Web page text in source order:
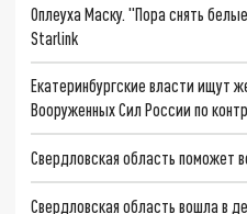
Оплеуха Маску. "Пора снять
Starlink
Екатеринбургские власти ищут
Вооруженных Сил России по
Свердловская область поможет
Свердловская область вошла в